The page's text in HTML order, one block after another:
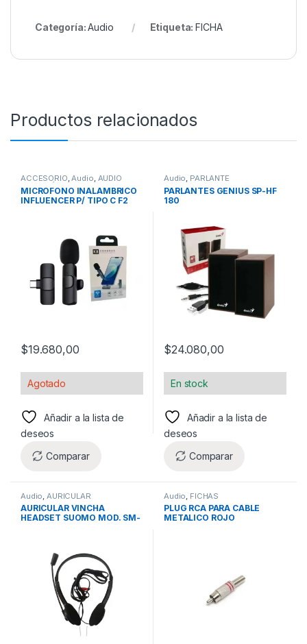
Categoría:Audio Etiqueta:FICHA
Productos relacionados
ACCESORIO,Audio, AUDIO
INFORMÁTICA ,BLUETOOTH ,
MICROFONO
MICROFONO INALAMBRICO
INFLUENCER P/ TIPO C F2
$19.680,00
Agotado
Añadir a la lista de
deseos
Comparar
Audio, PARLANTE
PARLANTES GENIUS SP-HF
180
$24.080,00
En stock
Añadir a la lista de
deseos
Comparar
Audio AURICULAR
AURICULAR VINCHA
HEADSET SUOMO MOD. SM-
Audio FICHAS
PLUG RCA PARA CABLE
METALICO ROJO